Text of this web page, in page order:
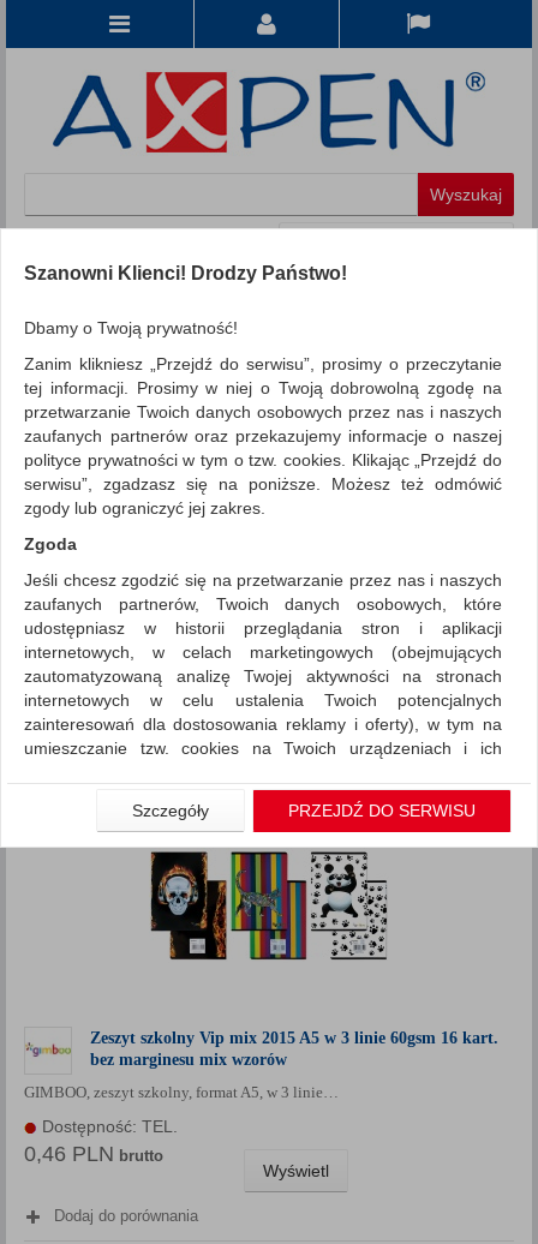
WSZYSTKIE KATEGORIE
FILTRY
REKLAMA
AKTUALNOŚCI
Artykuły szkolne Zeszyty
ZNALEZIONYCH PRODUKTÓW: 4 Porównaj (0)
Sortuj po Standardowe
Siatka Lista
Zeszyt szkolny Vip mix 2015 A5 w 3 linie 60gsm 16 kart.
bez marginesu mix wzorów
GIMBOO, zeszyt szkolny, format A5, w 3 linie…
Dostępność: TEL.
0,46 PLN brutto
Wyświetl
Dodaj do porównania
Szanowni Klienci! Drodzy Państwo!
Dbamy o Twoją prywatność!
Zanim klikniesz „Przejdź do serwisu”, prosimy o przeczytanie
tej informacji. Prosimy w niej o Twoją dobrowolną zgodę na
przetwarzanie Twoich danych osobowych przez nas i naszych
zaufanych partnerów oraz przekazujemy informacje o naszej
polityce prywatności w tym o tzw. cookies. Klikając „Przejdź do
serwisu”, zgadzasz się na poniższe. Możesz też odmówić
zgody lub ograniczyć jej zakres.
Zgoda
Jeśli chcesz zgodzić się na przetwarzanie przez nas i naszych
zaufanych partnerów, Twoich danych osobowych, które
udostępniasz w historii przeglądania stron i aplikacji
internetowych, w celach marketingowych (obejmujących
zautomatyzowaną analizę Twojej aktywności na stronach
internetowych w celu ustalenia Twoich potencjalnych
zainteresowań dla dostosowania reklamy i oferty), w tym na
umieszczanie tzw. cookies na Twoich urządzeniach i ich
Jeśli nie chcesz wyrazić zgody lub ograniczyć jej zakres, kliknij
„Szczegóły”, gdzie znajdziesz wszelkie informacje o tym jak to
zrobić . Te same informacje znajdziesz także na podstronie z
naszą polityką prywatności obowiązującą od 25 maja 2018.
W przypadku użytkowników zalogowanych, aby umożliwić
prawidłową realizację Umowy z Państwem i związane z tym
prawidłowe działanie naszej strony www, a w szczególności
czy cenach indywidualnych, ważna jest Państwa wcześniejsza
zgoda której udzieliliście podczas zakładania konta.
Każda Państwa zgoda jest dobrowolna i można ją w dowolnym
momencie wycofać.
Polityka prywatności (rozwiń)
Klauzula Informacyjna (rozwiń)
Lista Zaufanych Partnerów (rozwiń)
Szczegóły PRZEJDŹ DO SERWISU